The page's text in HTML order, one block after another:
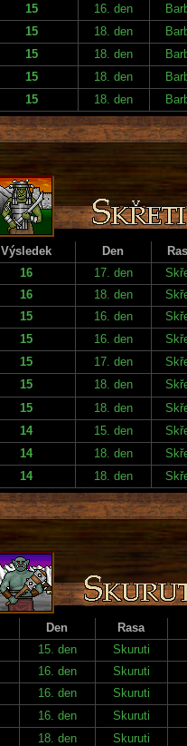
15 16. den
15 18. den
15 18. den
15 18. den
15 18. den
Výsledek Den
16 17. den
16 18. den
15 16. den
15 16. den
15 17. den
15 18. den
15 18. den
14 15. den
14 18. den
14 18. den
Den Rasa
15. den Skuruti
16. den Skuruti
16. den Skuruti
16. den Skuruti
18. den Skuruti